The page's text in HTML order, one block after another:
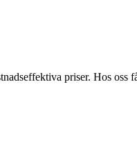
priser. Hos